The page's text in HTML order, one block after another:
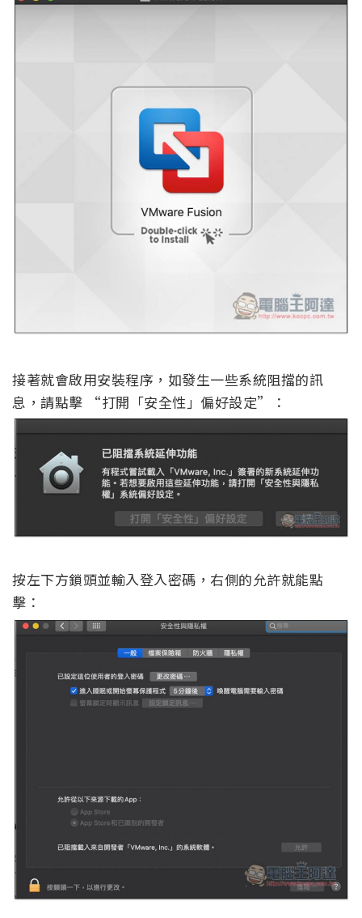
接著就會啟用安裝程序，如發生一些系統阻擋的訊
息，請點擊 “打開「安全性」偏好設定”：
按左下方鎖頭並輸入登入密碼，右側的允許就能點
擊：